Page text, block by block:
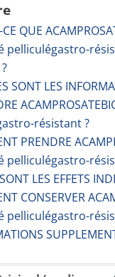
CE QUE
SONT LES
résistant ?
PRENDRE
pelliculégastro-
LES EFFETS
CONSERVER
pelliculégastro-